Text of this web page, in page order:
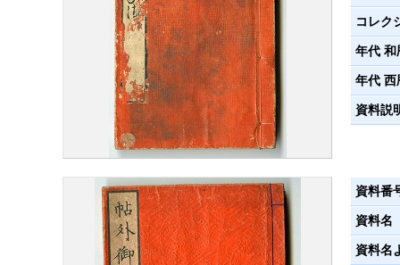
コレク
年代 和
年代 西
資料説
資料番
資料名
資料名